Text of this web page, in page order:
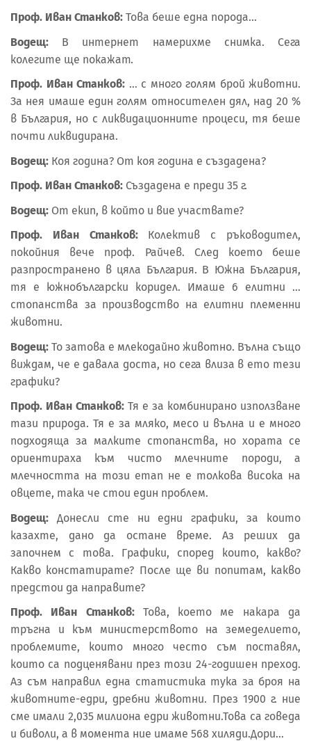
Проф. Иван Станков: Това беше една порода…
Водещ: В интернет намерихме снимка. Сега
колегите ще покажат.
Проф. Иван Станков: … с много голям брой животни.
За нея имаше един голям относителен дял, над 20 %
в България, но с ликвидационните процеси, тя беше
почти ликвидирана.
Водещ: Коя година? От коя година е създадена?
Проф. Иван Станков: Създадена е преди 35 г.
Водещ: От екип, в който и вие участвате?
Проф. Иван Станков:Колектив с ръководител,
покойния вече проф. Райчев. След което беше
разпространено в цяла България. В Южна България,
тя е южнобългарски коридел. Имаше 6 елитни …
стопанства за производство на елитни племенни
животни.
Водещ: То затова е млекодайно животно. Вълна също
виждам, че е давала доста, но сега влиза в ето тези
графики?
Проф. Иван Станков: Тя е за комбинирано използване
тази природа. Тя е за мляко, месо и вълна и е много
подходяща за малките стопанства, но хората се
ориентираха към чисто млечните породи, а
млечността на този етап не е толкова висока на
овцете, така че стои един проблем.
Водещ: Донесли сте ни едни графики, за които
казахте, дано да остане време. Аз реших да
започнем с това. Графики, според които, какво?
Какво констатирате? После ще ви попитам, какво
предстои да направите?
Проф. Иван Станков:Това, което ме накара да
тръгна и към министерството на земеделието,
проблемите, които много често съм поставял,
които са подценявани през този 24-годишен преход.
Аз съм направил една статистика тука за броя на
животните-едри, дребни животни. През 1900 г. ние
сме имали 2,035 милиона едри животни.Това са говеда
и биволи, а в момента ние имаме 568 хиляди.Дори…